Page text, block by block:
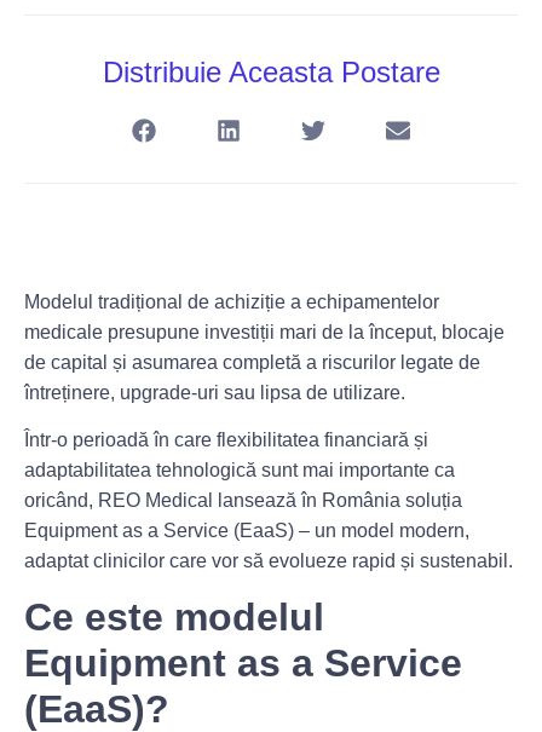
Distribuie Aceasta Postare
Modelul tradițional de achiziție a echipamentelor
medicale presupune investiții mari de la început, blocaje
de capital și asumarea completă a riscurilor legate de
întreținere, upgrade-uri sau lipsa de utilizare.
Într-o perioadă în care flexibilitatea financiară și
adaptabilitatea tehnologică sunt mai importante ca
oricând, REO Medical lansează în România soluția
Equipment as a Service (EaaS) – un model modern,
adaptat clinicilor care vor să evolueze rapid și sustenabil.
Ce este modelul
Equipment as a Service
(EaaS)?